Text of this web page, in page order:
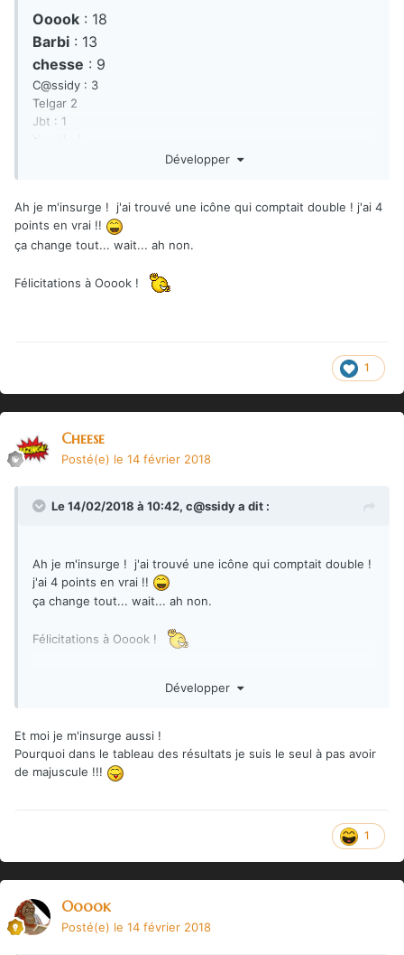
Ooook : 18
Barbi : 13
chesse : 9
C@ssidy : 3
Telgar 2
Jbt : 1
Yaoull : 1
Développer
Ah je m'insurge ! j'ai trouvé une icône qui comptait double ! j'ai 4
points en vrai !!
ça change tout... wait... ah non.
Félicitations à Ooook !
1
Cheese
Posté(e) le 14 février 2018
Le 14/02/2018 à 10:42, c@ssidya dit :
Ah je m'insurge ! j'ai trouvé une icône qui comptait double !
j'ai 4 points en vrai !!
ça change tout... wait... ah non.
Félicitations à Ooook !
Développer
Et moi je m'insurge aussi !
Pourquoi dans le tableau des résultats je suis le seul à pas avoir
de majuscule !!!
1
Ooook
Posté(e) le 14 février 2018